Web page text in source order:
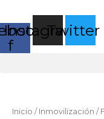
al
contenido
f
Instagram
Twitter
Inicio / Inmovilización /
de